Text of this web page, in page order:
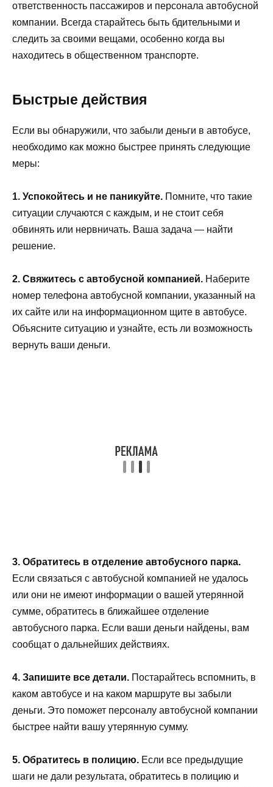
ответственность пассажиров и персонала автобусной
компании. Всегда старайтесь быть бдительными и
следить за своими вещами, особенно когда вы
находитесь в общественном транспорте.
Быстрые действия
Если вы обнаружили, что забыли деньги в автобусе,
необходимо как можно быстрее принять следующие
меры:
1. Успокойтесь и не паникуйте. Помните, что такие
ситуации случаются с каждым, и не стоит себя
обвинять или нервничать. Ваша задача — найти
решение.
2. Свяжитесь с автобусной компанией. Наберите
номер телефона автобусной компании, указанный на
их сайте или на информационном щите в автобусе.
Объясните ситуацию и узнайте, есть ли возможность
вернуть ваши деньги.
3. Обратитесь в отделение автобусного парка.
Если связаться с автобусной компанией не удалось
или они не имеют информации о вашей утерянной
сумме, обратитесь в ближайшее отделение
автобусного парка. Если ваши деньги найдены, вам
сообщат о дальнейших действиях.
4. Запишите все детали. Постарайтесь вспомнить, в
каком автобусе и на каком маршруте вы забыли
деньги. Это поможет персоналу автобусной компании
быстрее найти вашу утерянную сумму.
5. Обратитесь в полицию. Если все предыдущие
шаги не дали результата, обратитесь в полицию и